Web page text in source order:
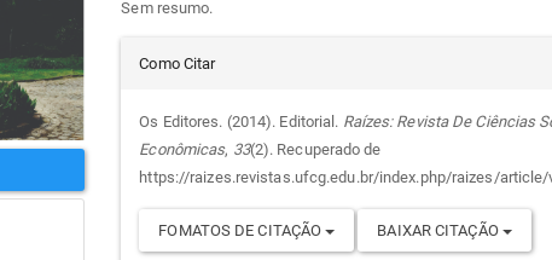
principal
Sem resumo.
Detalhes
do
artigo
Como Citar
Os Editores. (2014). Editorial. Raízes: Revista De Ciências
Econômicas, 33(2). Recuperado de
https://raizes.revistas.ufcg.edu.br/index.php/raizes/
FOMATOS DE CITAÇÃO BAIXAR CITAÇÃO